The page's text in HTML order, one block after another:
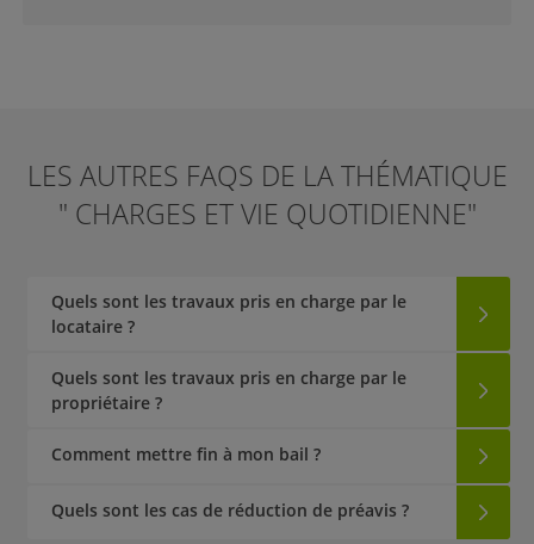
LES AUTRES FAQS DE LA THÉMATIQUE
" CHARGES ET VIE QUOTIDIENNE"
Quels sont les travaux pris en charge par le
locataire ?
Quels sont les travaux pris en charge par le
propriétaire ?
Comment mettre fin à mon bail ?
Quels sont les cas de réduction de préavis ?